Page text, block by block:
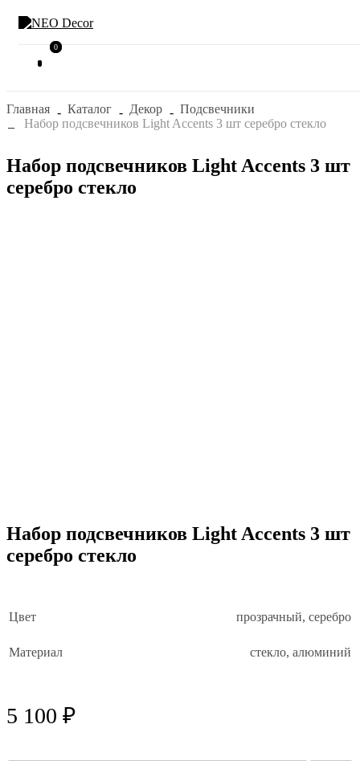
0
0
Главная Каталог Декор
Подсвечники
Набор подсвечников Light Accents 3 шт серебро стекло
Набор подсвечников Light Accents 3 шт
серебро стекло
Набор подсвечников Light Accents 3 шт
серебро стекло
Цвет прозрачный, серебро
Материал стекло, алюминий
5 100 ₽